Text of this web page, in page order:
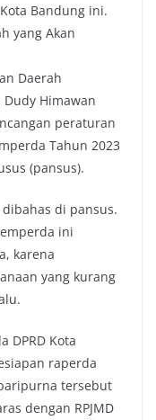
Bandung ini.
yang Akan
Daerah
Dudy Himawan
peraturan
Tahun 2023
(pansus).
di pansus.
ini
karena
yang kurang
DPRD Kota
raperda
tersebut
dengan RPJMD